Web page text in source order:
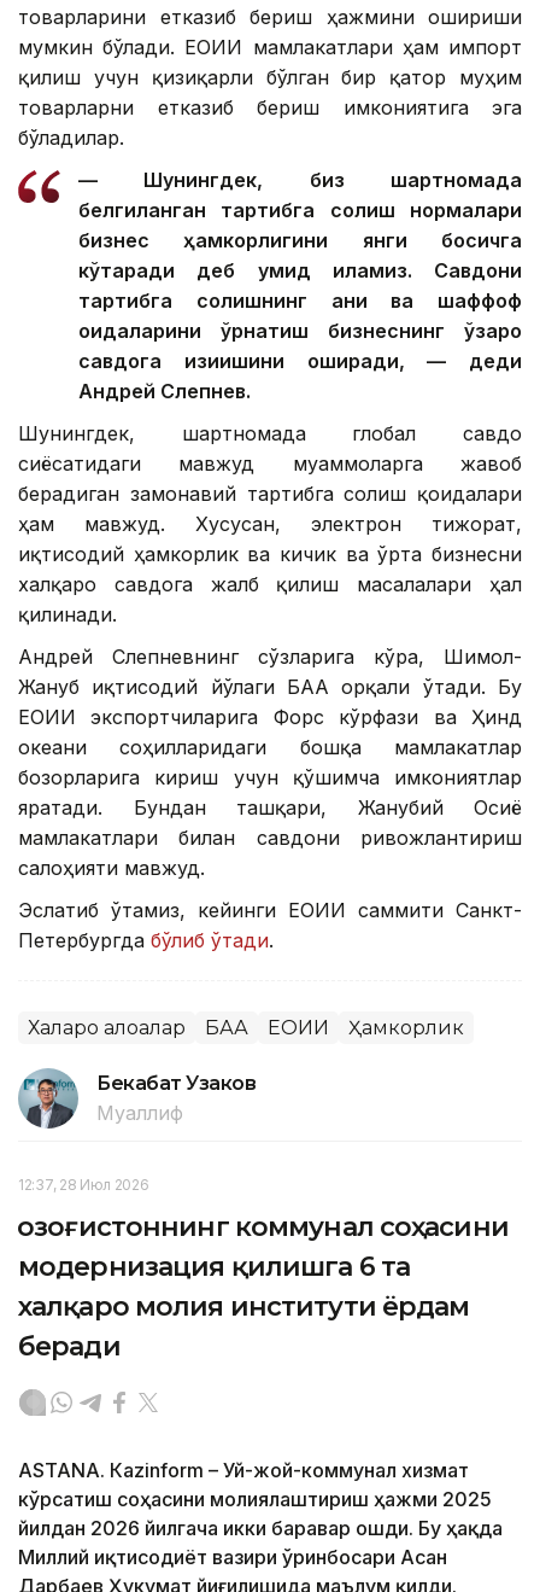
товарларини етказиб бериш ҳажмини ошириши
мумкин бўлади. ЕОИИ мамлакатлари ҳам импорт
қилиш учун қизиқарли бўлган бир қатор муҳим
товарларни етказиб бериш имкониятига эга
бўладилар.
— Шунингдек, биз шартномада
белгиланган тартибга солиш нормалари
бизнес ҳамкорлигини янги босқичга
кўтаради деб умид қиламиз. Савдони
тартибга солишнинг аниқ ва шаффоф
қоидаларини ўрнатиш бизнеснинг ўзаро
савдога қизиқишини оширади, — деди
Андрей Слепнев.
Шунингдек, шартномада глобал савдо
сиёсатидаги мавжуд муаммоларга жавоб
берадиган замонавий тартибга солиш қоидалари
ҳам мавжуд. Хусусан, электрон тижорат,
иқтисодий ҳамкорлик ва кичик ва ўрта бизнесни
халқаро савдога жалб қилиш масалалари ҳал
қилинади.
Андрей Слепневнинг сўзларига кўра, Шимол-
Жануб иқтисодий йўлаги БАА орқали ўтади. Бу
ЕОИИ экспортчиларига Форс кўрфази ва Ҳинд
океани соҳилларидаги бошқа мамлакатлар
бозорларига кириш учун қўшимча имкониятлар
яратади. Бундан ташқари, Жанубий Осиё
мамлакатлари билан савдони ривожлантириш
салоҳияти мавжуд.
Эслатиб ўтамиз, кейинги ЕОИИ саммити Санкт-
Петербургда бўлиб ўтади.
Халқаро алоқалар БАА ЕОИИ Ҳамкорлик
Бекабат Узаков
Муаллиф
12:37, 28 Июл 2026
Қозоғистоннинг коммунал соҳасини
модернизация қилишга 6 та
халқаро молия институти ёрдам
беради
ASTANА. Кazinform – Уй-жой-коммунал хизмат
кўрсатиш соҳасини молиялаштириш ҳажми 2025
йилдан 2026 йилгача икки баравар ошди. Бу ҳақда
Миллий иқтисодиёт вазири ўринбосари Асан
Дарбаев Ҳукумат йиғилишида маълум қилди.